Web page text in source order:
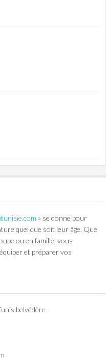
» se donne pour
quel que soit leur âge. Que
ou en famille, vous
et préparer vos
belvédère